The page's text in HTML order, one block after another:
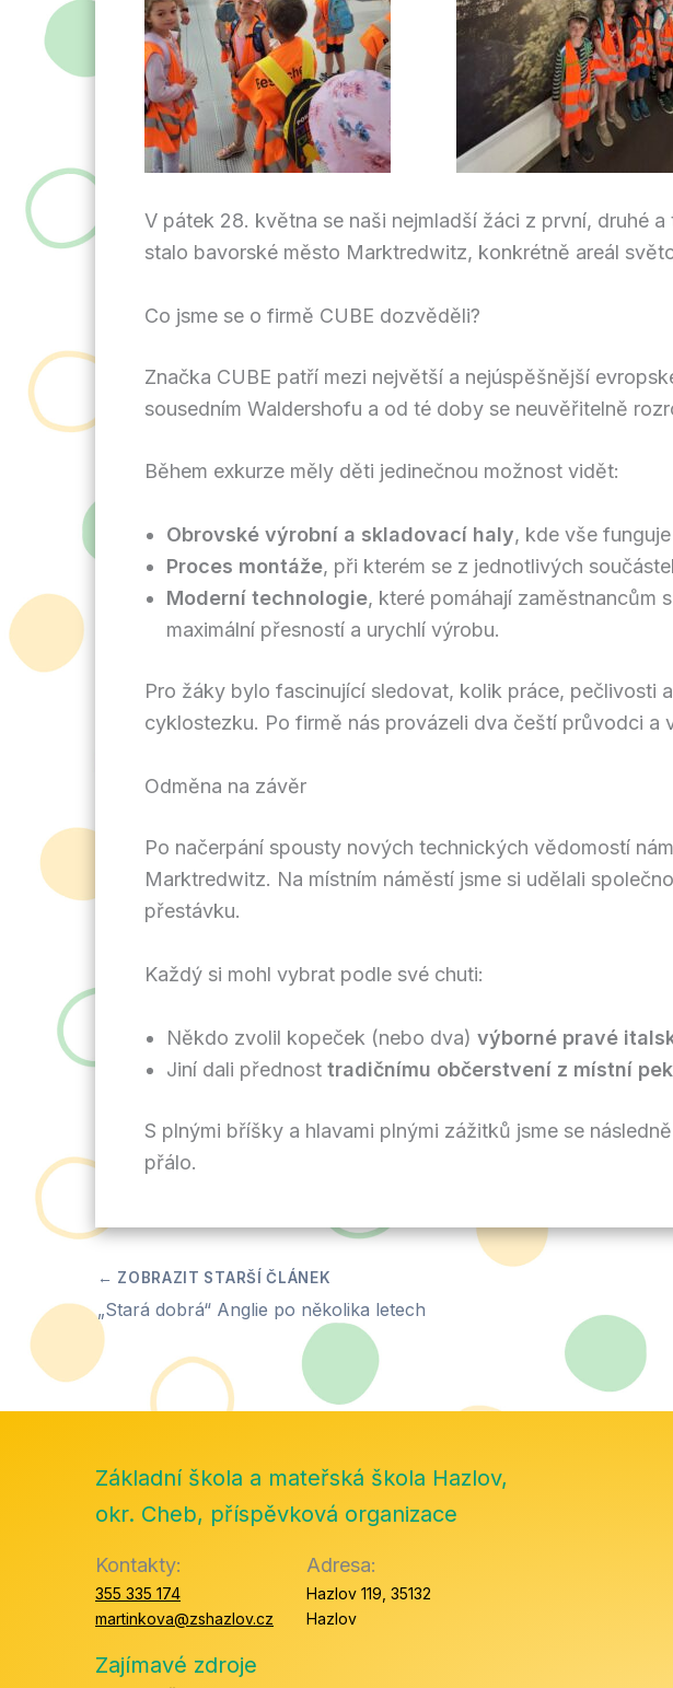
V pátek 28. května se naši nejmladší žáci z první, druhé
stalo bavorské město Marktredwitz, konkrétně areál
Co jsme se o firmě CUBE dozvěděli?
Značka CUBE patří mezi největší a nejúspěšnější
sousedním Waldershofu a od té doby se neuvěřitelně
Během exkurze měly děti jedinečnou možnost vidět:
Obrovské výrobní a skladovací haly, kde vše
Proces montáže, při kterém se z jednotlivých
Moderní technologie, které pomáhají zaměstnancům
maximální přesností a urychlí výrobu.
Pro žáky bylo fascinující sledovat, kolik práce, pečlivosti
cyklostezku. Po firmě nás provázeli dva čeští průvodci
Odměna na závěr
Po načerpání spousty nových technických vědomostí
Marktredwitz. Na místním náměstí jsme si udělali
přestávku.
Každý si mohl vybrat podle své chuti:
Někdo zvolil kopeček (nebo dva) výborné pravé
Jiní dali přednost tradičnímu občerstvení z místní
S plnými bříšky a hlavami plnými zážitků jsme se
přálo.
„Stará dobrá“ Anglie po několika letech
Základní škola a mateřská škola Hazlov,
okr. Cheb, příspěvková organizace
Kontakty:
355 335 174
martinkova@zshazlov.cz
Adresa:
Hazlov 119, 35132
Hazlov
Zajímavé zdroje